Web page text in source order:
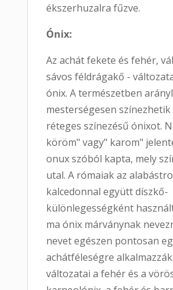
ékszerhuzalra fűzve.
Ónix:
Az achát fekete és fehér,
sávos féldrágakő -
ónix. A természetben
mesterségesen színezhetik
réteges színezésű ónixot.
köröm" vagy" karom"
onux szóból kapta, mely
utal. A rómaiak az
kalcedonnal együtt díszkő-
különlegességként
ma ónix márványnak
nevet egészen pontosan
achátféleségre
változatai a fehér és a